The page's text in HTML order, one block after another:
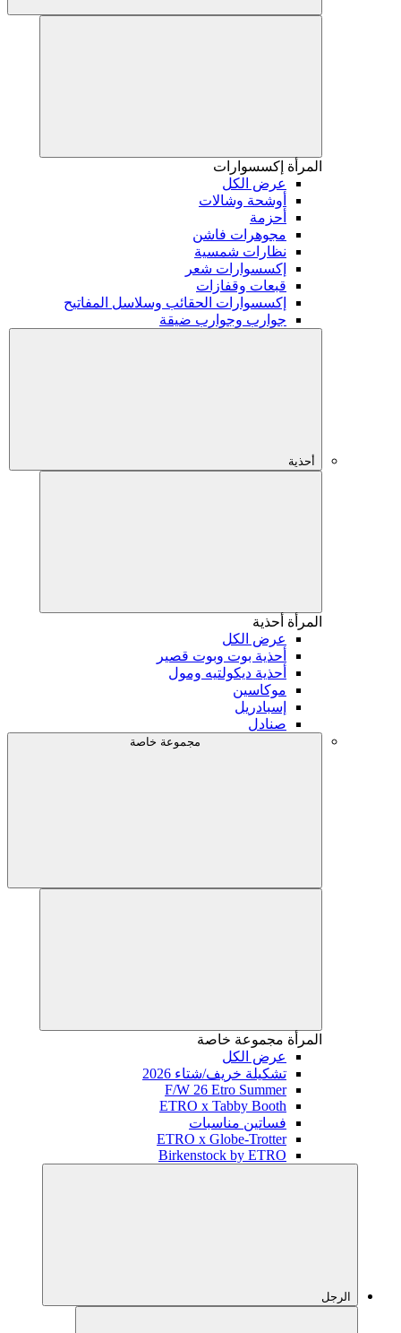
المرأة إكسسوارات
عرض الكل
أوشحة وشالات
أحزمة
مجوهرات فاشن
نظارات شمسية
إكسسوارات شعر
قبعات وقفازات
إكسسوارات الحقائب وسلاسل المفاتيح
جوارب وجوارب ضيقة
أحذية
المرأة أحذية
عرض الكل
أحذية بوت وبوت قصير
أحذية ديكولتيه ومول
موكاسين
إسبادريل
صنادل
مجموعة خاصة
المرأة مجموعة خاصة
عرض الكل
تشكيلة خريف/شتاء 2026
F/W 26 Etro Summer
ETRO x Tabby Booth
فساتين مناسبات
ETRO x Globe-Trotter
Birkenstock by ETRO
الرجل